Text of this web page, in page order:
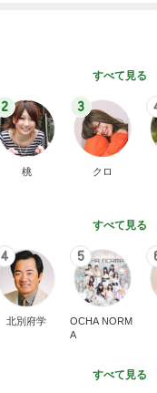
すべて見る
2
桃
3
クロ
すべて見る
4
北別府学
5
OCHA NORM
A
すべて見る